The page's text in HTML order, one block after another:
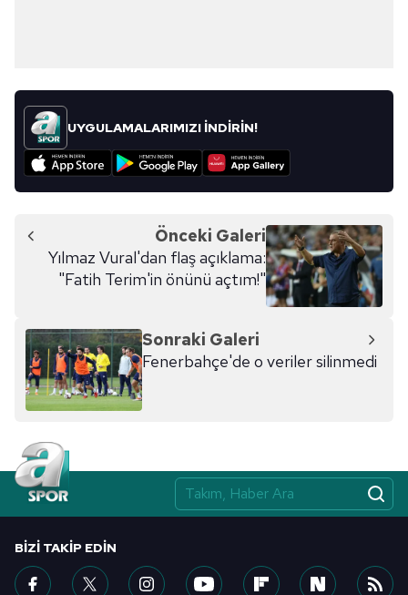
UYGULAMALARIMIZI İNDİRİN!
Önceki Galeri
Yılmaz Vural'dan flaş açıklama:
"Fatih Terim'in önünü açtım!"
Sonraki Galeri
Fenerbahçe'de o veriler silinmedi
BIZI TAKIP EDIN